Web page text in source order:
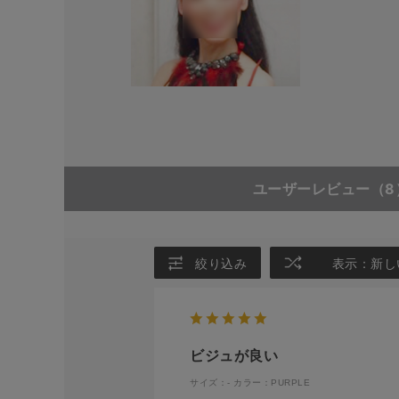
ユーザーレビュー （
絞り込み 表示：新
ビジュが良い
サイズ：- カラー：PURPLE